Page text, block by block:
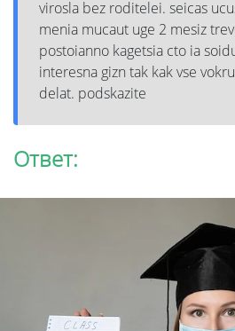
virosla bez roditelei. seicas
menia mucaut uge 2 mesiz
postoianno kagetsia cto ia
interesna gizn tak kak vse
delat. podskazite
Ответ: